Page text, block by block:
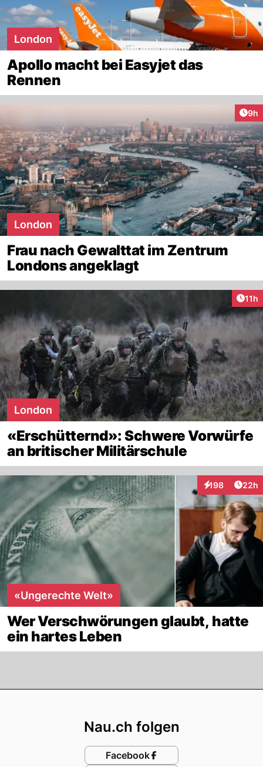
London
Apollo macht bei Easyjet das
Rennen
9h
London
Frau nach Gewalttat im Zentrum
Londons angeklagt
11h
London
«Erschütternd»: Schwere Vorwürfe
an britischer Militärschule
198
Interaktionen
22h
«Ungerechte Welt»
Wer Verschwörungen glaubt, hatte
ein hartes Leben
Nau.ch folgen
Facebook